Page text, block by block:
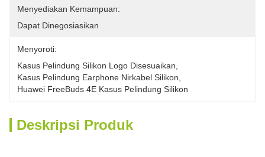
Menyediakan Kemampuan:
Dapat Dinegosiasikan
Menyoroti:
Kasus Pelindung Silikon Logo Disesuaikan
Kasus Pelindung Earphone Nirkabel Silikon
Huawei FreeBuds 4E Kasus Pelindung Silikon
Deskripsi Produk